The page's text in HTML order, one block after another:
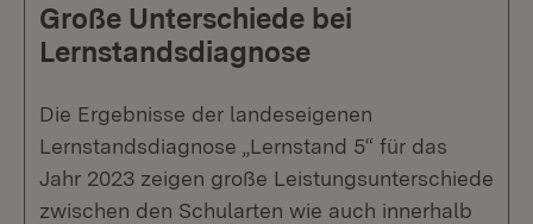
Große Unterschiede bei
Lernstandsdiagnose
Die Ergebnisse der landeseigenen
Lernstandsdiagnose „Lernstand 5“ für das
Jahr 2023 zeigen große Leistungsunterschiede
zwischen den Schularten wie auch innerhalb